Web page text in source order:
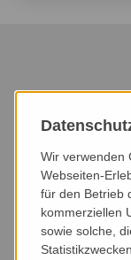
Wir verwenden
Webseiten-
für den Betrieb
kommerziellen
sowie solche,